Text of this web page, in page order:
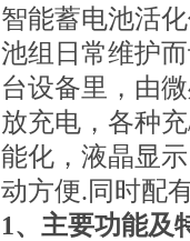
智能蓄电池活
池组日常维护
台设备里，由
放充电，各种
能化，液晶显
动方便.同时配
1、主要功能及